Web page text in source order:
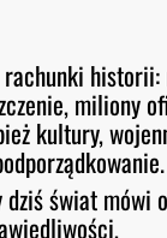
rachunki historii:
miliony
kultury,
dziś świat mówi